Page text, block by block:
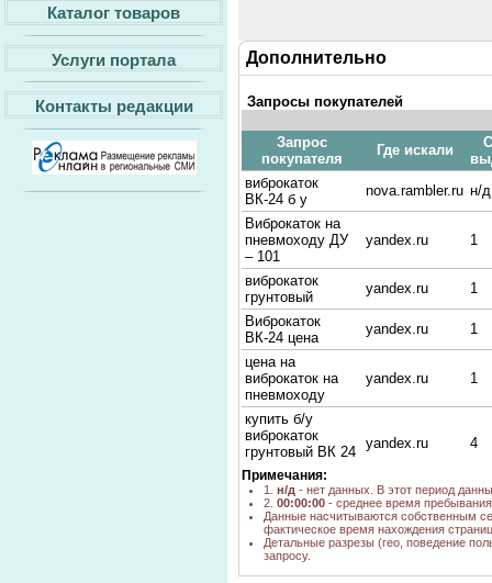
Каталог товаров
Услуги портала
Контакты редакции
Дополнительно
Запросы покупателей
Запрос
покупателя
Где искали
виброкаток
ВК-24 б у
nova.rambler.ru н/д
Виброкаток на
пневмоходу ДУ
– 101
yandex.ru 1
виброкаток
грунтовый
yandex.ru
1
Виброкаток
ВК-24 цена
yandex.ru
1
цена на
виброкаток на
пневмоходу
yandex.ru 1
купить б/у
виброкаток
грунтовый ВК 24
купить
yandex.ru 4
ВК-24
ВИБРОКАТОК
УСТРОЙСТВО
go.mail.ru н/д
купить мини
виброкаток б у
Примечания:
1. н/д - нет данных. В этот период
2. 00:00:00 - среднее время
Данные насчитываются собственным
фактическое время нахождения
Детальные разрезы (гео, поведение
запросу.